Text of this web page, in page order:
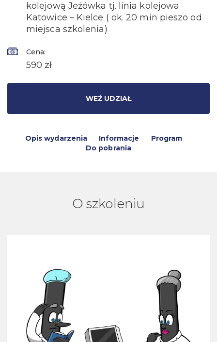
kolejową Jeżówka tj. linia kolejowa
Katowice – Kielce ( ok. 20 min pieszo od
miejsca szkolenia)
Cena:
590 zł
WEŹ UDZIAŁ
Opis wydarzenia Informacje
Program
Do pobrania
O szkoleniu